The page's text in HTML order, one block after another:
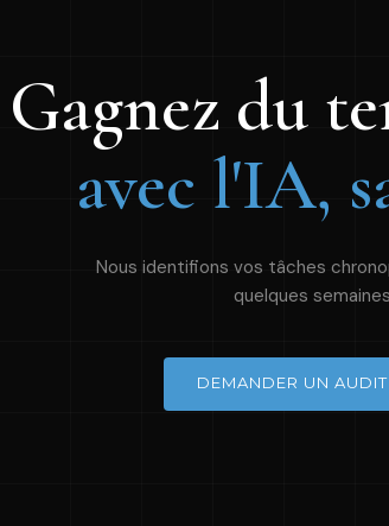
Gagnez du
avec l'IA,
Nous identifions vos tâches
quelques
DEMANDER UN AUDIT